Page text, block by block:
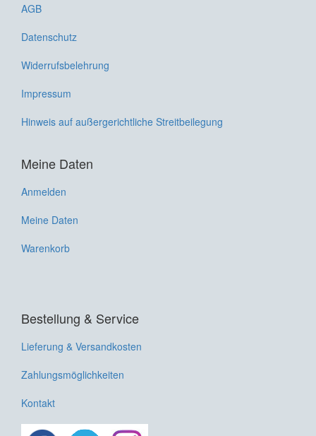
AGB
Datenschutz
Widerrufsbelehrung
Impressum
Hinweis auf außergerichtliche Streitbeilegung
Meine Daten
Anmelden
Meine Daten
Warenkorb
Bestellung & Service
Lieferung & Versandkosten
Zahlungsmöglichkeiten
Kontakt